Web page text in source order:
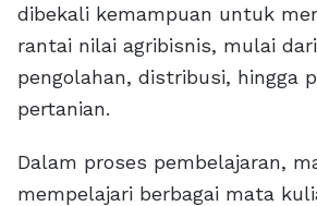
dibekali kemampuan untuk
rantai nilai agribisnis, mulai
pengolahan, distribusi, hingga
pertanian.
Dalam proses pembelajaran,
mempelajari berbagai mata